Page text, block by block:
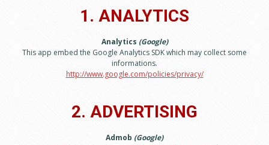
1. ANALYTICS
Analytics (Google)
This app embed the Google Analytics SDK which may collect some
informations.
http://www.google.com/policies/privacy/
2. ADVERTISING
Admob (Google)